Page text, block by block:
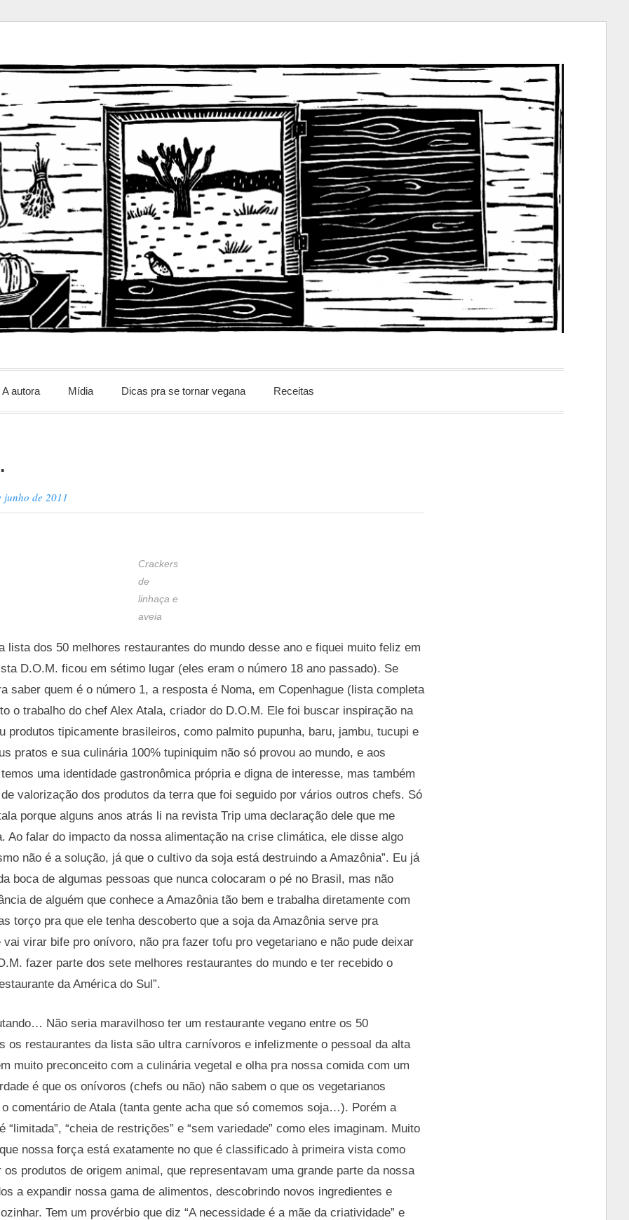
A autora Mídia Dicas pra se tornar vegana Receitas
junho de 2011
Crackers
de
linhaça e
aveia
lista dos 50 melhores restaurantes do mundo desse ano e fiquei muito feliz em
D.O.M. ficou em sétimo lugar (eles eram o número 18 ano passado). Se
saber quem é o número 1, a resposta é Noma, em Copenhague (lista completa
o trabalho do chef Alex Atala, criador do D.O.M. Ele foi buscar inspiração na
produtos tipicamente brasileiros, como palmito pupunha, baru, jambu, tucupi e
pratos e sua culinária 100% tupiniquim não só provou ao mundo, e aos
uma identidade gastronômica própria e digna de interesse, mas também
valorização dos produtos da terra que foi seguido por vários outros chefs. Só
porque alguns anos atrás li na revista Trip uma declaração dele que me
Ao falar do impacto da nossa alimentação na crise climática, ele disse algo
não é a solução, já que o cultivo da soja está destruindo a Amazônia”. Eu já
boca de algumas pessoas que nunca colocaram o pé no Brasil, mas não
de alguém que conhece a Amazônia tão bem e trabalha diretamente com
torço pra que ele tenha descoberto que a soja da Amazônia serve pra
vai virar bife pro onívoro, não pra fazer tofu pro vegetariano e não pude deixar
fazer parte dos sete melhores restaurantes do mundo e ter recebido o
da América do Sul”.
Não seria maravilhoso ter um restaurante vegano entre os 50
os restaurantes da lista são ultra carnívoros e infelizmente o pessoal da alta
muito preconceito com a culinária vegetal e olha pra nossa comida com um
é que os onívoros (chefs ou não) não sabem o que os vegetarianos
comentário de Atala (tanta gente acha que só comemos soja…). Porém a
“limitada”, “cheia de restrições” e “sem variedade” como eles imaginam. Muito
nossa força está exatamente no que é classificado à primeira vista como
produtos de origem animal, que representavam uma grande parte da nossa
a expandir nossa gama de alimentos, descobrindo novos ingredientes e
Tem um provérbio que diz “A necessidade é a mãe da criatividade” e